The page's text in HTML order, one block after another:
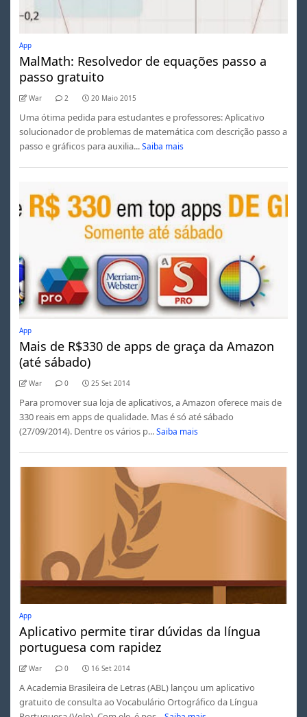
App
MalMath: Resolvedor de equações passo a
passo gratuito
War 2 20 Maio 2015
Uma ótima pedida para estudantes e professores: Aplicativo
solucionador de problemas de matemática com descrição passo a
passo e gráficos para auxilia... Saiba mais
App
Mais de R$330 de apps de graça da Amazon
(até sábado)
War 0 25 Set 2014
Para promover sua loja de aplicativos, a Amazon oferece mais de
330 reais em apps de qualidade. Mas é só até sábado
(27/09/2014). Dentre os vários p... Saiba mais
App
Aplicativo permite tirar dúvidas da língua
portuguesa com rapidez
War 0 16 Set 2014
A Academia Brasileira de Letras (ABL) lançou um aplicativo
gratuito de consulta ao Vocabulário Ortográfico da Língua